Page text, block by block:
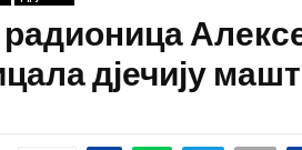
дјечију